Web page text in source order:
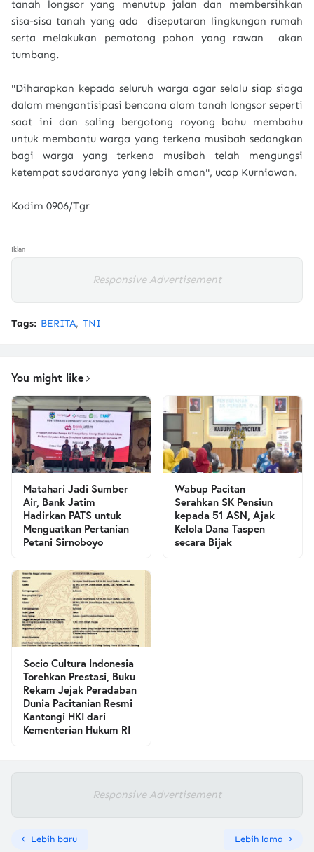
tanah longsor yang menutup jalan dan membersihkan
sisa-sisa tanah yang ada diseputaran lingkungan rumah
serta melakukan pemotong pohon yang rawan akan
tumbang.
"Diharapkan kepada seluruh warga agar selalu siap siaga
dalam mengantisipasi bencana alam tanah longsor seperti
saat ini dan saling bergotong royong bahu membahu
untuk membantu warga yang terkena musibah sedangkan
bagi warga yang terkena musibah telah mengungsi
ketempat saudaranya yang lebih aman", ucap Kurniawan.
Kodim 0906/Tgr
Iklan
Responsive Advertisement
Tags: BERITA TNI
You might like
Matahari Jadi Sumber
Air, Bank Jatim
Hadirkan PATS untuk
Menguatkan Pertanian
Petani Sirnoboyo
Wabup Pacitan
Serahkan SK Pensiun
kepada 51 ASN, Ajak
Kelola Dana Taspen
secara Bijak
Socio Cultura Indonesia
Torehkan Prestasi, Buku
Rekam Jejak Peradaban
Dunia Pacitanian Resmi
Kantongi HKI dari
Kementerian Hukum RI
Responsive Advertisement
Lebih baru Lebih lama